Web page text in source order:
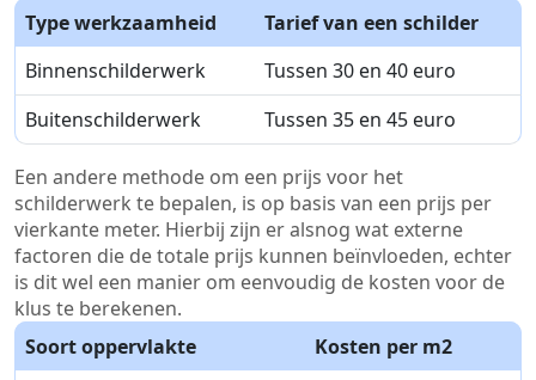
Type werkzaamheid
Tarief van een schilder
Binnenschilderwerk
Tussen 30 en 40 euro
Buitenschilderwerk
Tussen 35 en 45 euro
Een andere methode om een prijs voor het
schilderwerk te bepalen, is op basis van een prijs per
vierkante meter. Hierbij zijn er alsnog wat externe
factoren die de totale prijs kunnen beïnvloeden, echter
is dit wel een manier om eenvoudig de kosten voor de
klus te berekenen.
Soort oppervlakte
Kosten per m2